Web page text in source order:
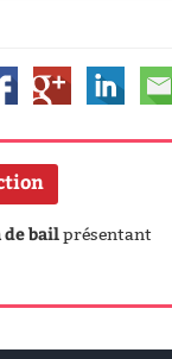
bailprésentant